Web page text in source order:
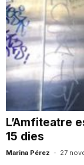
T
a
r
L’Amfiteatre
15 dies
Marina Pérez - 27